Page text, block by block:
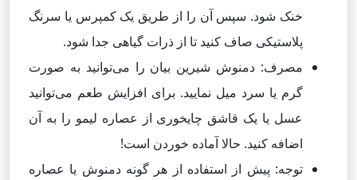
خنک شود. سپس آن را از طریق یک کمپرس یا سرنگ
پلاستیکی صاف کنید تا از ذرات گیاهی جدا شود.
مصرف: دمنوش شیرین بیان را می‌توانید به صورت
گرم یا سرد میل نمایید. برای افزایش طعم می‌توانید
عسل یا یک قاشق چایخوری از عصاره لیمو را به آن
اضافه کنید. حالا آماده خوردن است!
توجه: پیش از استفاده از هر گونه دمنوش یا عصاره